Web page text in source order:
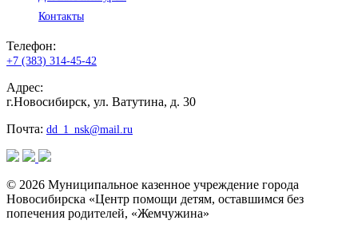
Контакты
Телефон:
+7 (383) 314-45-42
Адрес:
г.Новосибирск, ул. Ватутина, д. 30
Почта: dd_1_nsk@mail.ru
© 2026 Муниципальное казенное учреждение города
Новосибирска «Центр помощи детям, оставшимся без
попечения родителей, «Жемчужина»